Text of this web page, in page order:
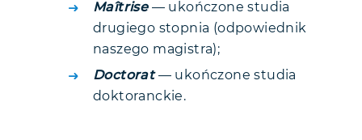
Maîtrise— ukończone studia
drugiego stopnia (odpowiednik
naszego magistra);
Doctorat— ukończone studia
doktoranckie.